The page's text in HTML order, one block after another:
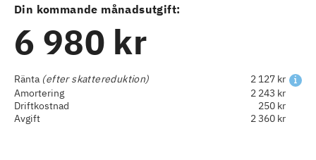
Din kommande månadsutgift:
6 980 kr
Ränta (efter skattereduktion)
2 127 kr
Amortering
2 243 kr
Driftkostnad
250 kr
Avgift
2 360 kr